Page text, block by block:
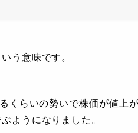
う意味です。
くらいの勢いで株価が値上
ようになりました。